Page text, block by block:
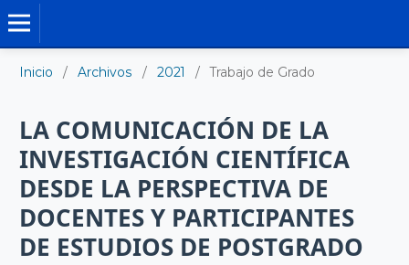
Inicio / Archivos / 2021 / Trabajo de Grado
LA COMUNICACIÓN DE LA
INVESTIGACIÓN CIENTÍFICA
DESDE LA PERSPECTIVA DE
DOCENTES Y PARTICIPANTES
DE ESTUDIOS DE POSTGRADO